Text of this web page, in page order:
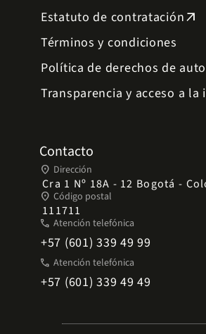
Estatuto de contrataciónarrow_outward
Términos y condiciones
Política de derechos de
Transparencia y acceso a
Contacto
place Dirección
Cra 1 Nº 18A - 12 Bogotá -
place Código postal
111711
phone Atención telefónica
+57 (601) 339 49 99
phone Atención telefónica
+57 (601) 339 49 49